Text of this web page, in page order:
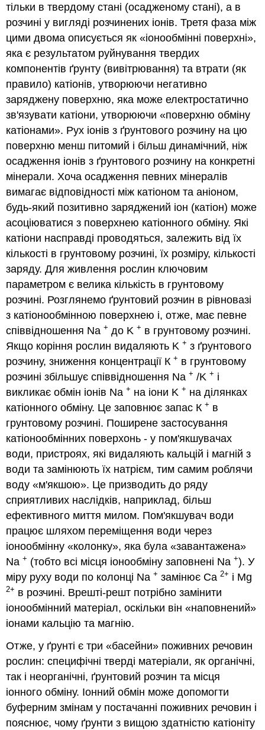
тільки в твердому стані (осадженому стані), а в
розчині у вигляді розчинених іонів. Третя фаза між
цими двома описується як «іонообмінні поверхні»,
яка є результатом руйнування твердих
компонентів ґрунту (вивітрювання) та втрати (як
правило) катіонів, утворюючи негативно
заряджену поверхню, яка може електростатично
зв'язувати катіони, утворюючи «поверхню обміну
катіонами». Рух іонів з ґрунтового розчину на цю
поверхню менш питомий і більш динамічний, ніж
осадження іонів з ґрунтового розчину на конкретні
мінерали. Хоча осадження певних мінералів
вимагає відповідності між катіоном та аніоном,
будь-який позитивно заряджений іон (катіон) може
асоціюватися з поверхнею катіонного обміну. Які
катіони насправді проводяться, залежить від їх
кількості в грунтовому розчині, їх розміру, кількості
заряду. Для живлення рослин ключовим
параметром є велика кількість в грунтовому
розчині. Розглянемо ґрунтовий розчин в рівновазі
з катіонообмінною поверхнею і, отже, має певне
співвідношення Na+ до K+ в грунтовому розчині.
Якщо коріння рослин видаляють K+ з ґрунтового
розчину, зниження концентрації К+ в грунтовому
розчині збільшує співвідношення Na+ /K+ і
викликає обмін іонів Na+ на іони K+ на ділянках
катіонного обміну. Це заповнює запас К+ в
грунтовому розчині. Поширене застосування
катіонообмінних поверхонь - у пом'якшувачах
води, пристроях, які видаляють кальцій і магній з
води та замінюють їх натрієм, тим самим роблячи
воду «м'якшою». Це призводить до ряду
сприятливих наслідків, наприклад, більш
ефективного миття милом. Пом'якшувач води
працює шляхом переміщення води через
іонообмінну «колонку», яка була «завантажена»
Na+ (тобто всі місця іонообміну заповнені Na+). У
міру руху води по колонці Na+ замінює Ca2+ і Mg
2+ в розчині. Врешті-решт потрібно замінити
іонообмінний матеріал, оскільки він «наповнений»
іонами кальцію та магнію.
Отже, у ґрунті є три «басейни» поживних речовин
рослин: специфічні тверді матеріали, як органічні,
так і неорганічні, ґрунтовий розчин та місця
іонного обміну. Іонний обмін може допомогти
буферним змінам у постачанні поживних речовин і
пояснює, чому ґрунти з вищою здатністю катіоніту